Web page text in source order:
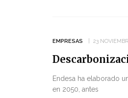
EMPRESAS 23
Endesa ha elaborado
en 2050, antes